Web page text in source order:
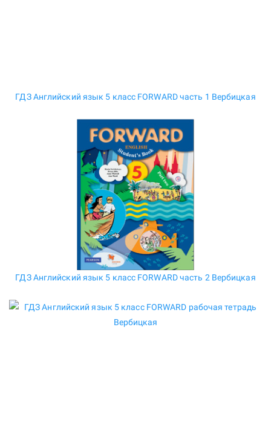
ГДЗ Английский язык 5 класс FORWARD часть 1 Вербицкая
ГДЗ Английский язык 5 класс FORWARD часть 2 Вербицкая